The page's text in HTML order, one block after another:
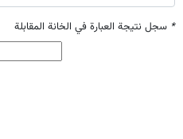
* سجل نتيجة العبارة في الخانة المقابلة